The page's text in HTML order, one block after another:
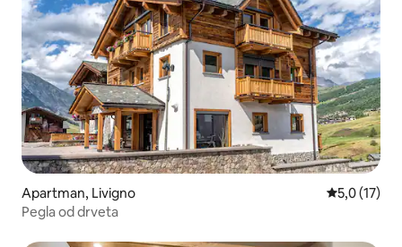
Apartman, Livigno Prosečna
5,0 (17)
Pegla od drveta